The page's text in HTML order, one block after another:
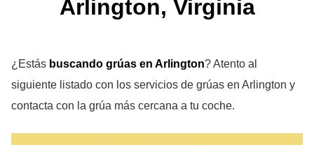
Arlington, Virginia
¿Estás buscando grúas en Arlington? Atento al
siguiente listado con los servicios de grúas en Arlington y
contacta con la grúa más cercana a tu coche.